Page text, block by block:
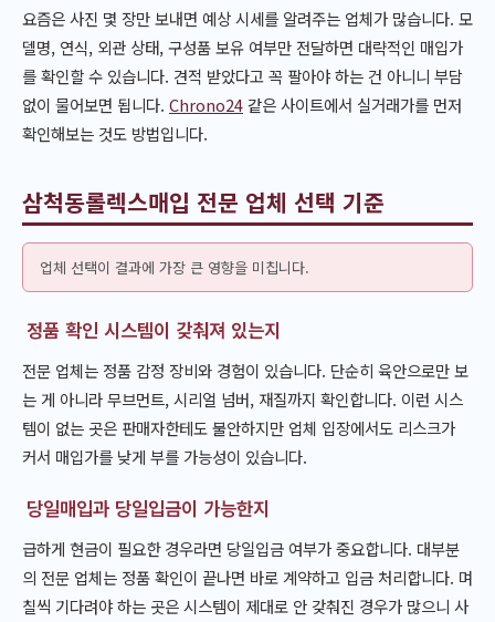
요즘은 사진 몇 장만 보내면 예상 시세를 알려주는 업체가 많습니다. 모
델명, 연식, 외관 상태, 구성품 보유 여부만 전달하면 대략적인 매입가
를 확인할 수 있습니다. 견적 받았다고 꼭 팔아야 하는 건 아니니 부담
없이 물어보면 됩니다. Chrono24같은 사이트에서 실거래가를 먼저
확인해보는 것도 방법입니다.
삼척동롤렉스매입 전문 업체 선택 기준
업체 선택이 결과에 가장 큰 영향을 미칩니다.
정품 확인 시스템이 갖춰져 있는지
전문 업체는 정품 감정 장비와 경험이 있습니다. 단순히 육안으로만 보
는 게 아니라 무브먼트, 시리얼 넘버, 재질까지 확인합니다. 이런 시스
템이 없는 곳은 판매자한테도 불안하지만 업체 입장에서도 리스크가
커서 매입가를 낮게 부를 가능성이 있습니다.
당일매입과 당일입금이 가능한지
급하게 현금이 필요한 경우라면 당일입금 여부가 중요합니다. 대부분
의 전문 업체는 정품 확인이 끝나면 바로 계약하고 입금 처리합니다. 며
칠씩 기다려야 하는 곳은 시스템이 제대로 안 갖춰진 경우가 많으니 사